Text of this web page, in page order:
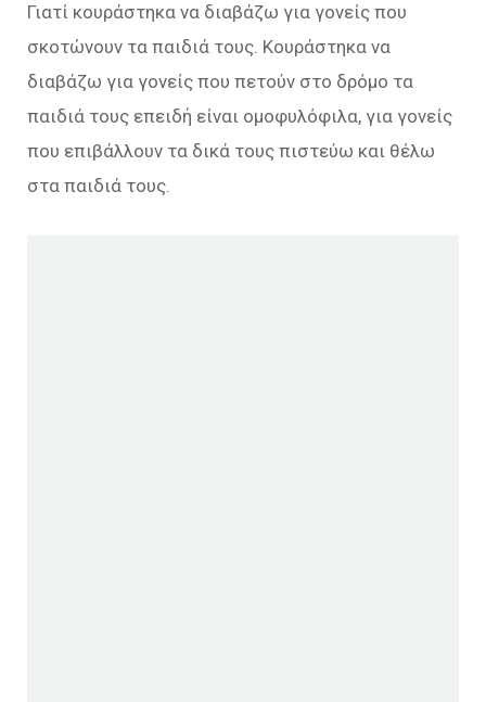
Γιατί κουράστηκα να διαβάζω για γονείς που
σκοτώνουν τα παιδιά τους. Κουράστηκα να
διαβάζω για γονείς που πετούν στο δρόμο τα
παιδιά τους επειδή είναι ομοφυλόφιλα, για γονείς
που επιβάλλουν τα δικά τους πιστεύω και θέλω
στα παιδιά τους.